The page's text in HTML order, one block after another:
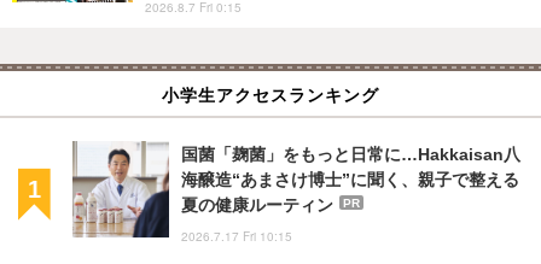
2026.8.7 Fri 0:15
小学生アクセスランキング
国菌「麹菌」をもっと日常に…Hakkaisan八
海醸造“あまさけ博士”に聞く、親子で整える
夏の健康ルーティン
PR
2026.7.17 Fri 10:15